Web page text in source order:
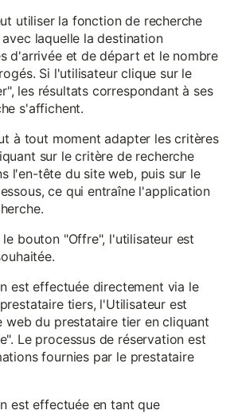
utiliser la fonction de recherche
laquelle la destination
d'arrivée et de départ et le nombre
Si l'utilisateur clique sur le
les résultats correspondant à ses
s'affichent.
à tout moment adapter les critères
sur le critère de recherche
l'en-tête du site web, puis sur le
ce qui entraîne l'application
bouton "Offre", l'utilisateur est
est effectuée directement via le
tiers, l'Utilisateur est
web du prestataire tier en cliquant
Le processus de réservation est
fournies par le prestataire
est effectuée en tant que